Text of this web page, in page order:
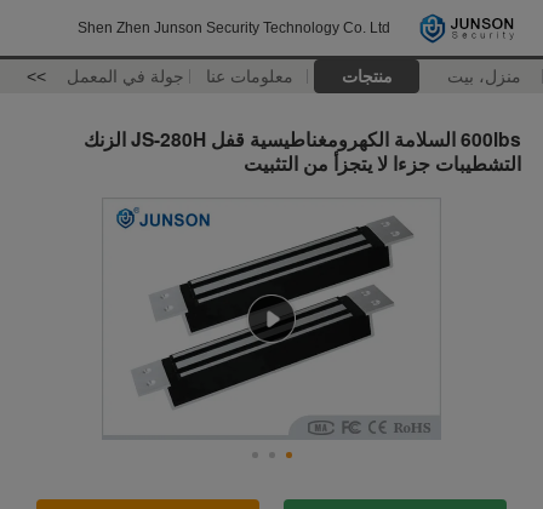
Shen Zhen Junson Security Technology Co. Ltd
منزل، بيت منتجات معلومات عنا جولة في المعمل >>
600lbs السلامة الكهرومغناطيسية قفل JS-280H الزنك
التشطيبات جزءا لا يتجزأ من التثبيت